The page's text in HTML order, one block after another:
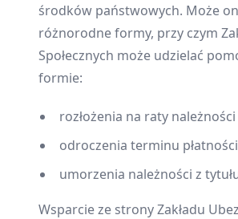
środków państwowych. Może
różnorodne formy, przy czym
Społecznych może udzielać
formie:
rozłożenia na raty należności
odroczenia terminu płatności
umorzenia należności z
Wsparcie ze strony Zakładu